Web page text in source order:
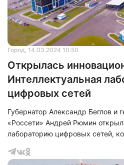
Город, 14.03.2024 10:50
Открылась
Интеллектуальная
цифровых сетей
Губернатор Александр Беглов и
«Россети» Андрей Рюмин
лабораторию цифровых сетей,
области энергетики. Этот новый